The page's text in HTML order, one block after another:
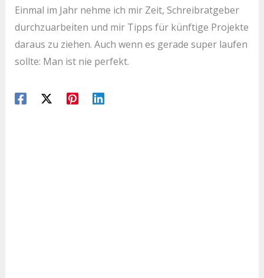
Einmal im Jahr nehme ich mir Zeit, Schreibratgeber
durchzuarbeiten und mir Tipps für künftige Projekte
daraus zu ziehen. Auch wenn es gerade super laufen
sollte: Man ist nie perfekt.